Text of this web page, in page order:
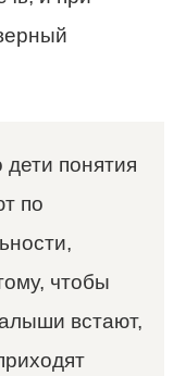
понятия
по
чтобы
встают,